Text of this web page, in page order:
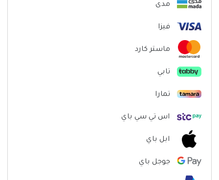
مدى
فيزا
ماستر كارد
تابي
تمارا
اس تي سي باي
ابل باي
جوجل باي